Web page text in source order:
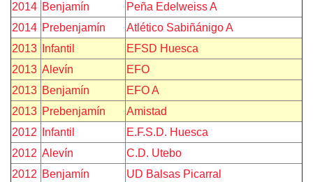
2014 Benjamín
Peña Edelweiss A
2014 Prebenjamín
Atlético Sabiñánigo A
2013
Infantil
EFSD Huesca
2013 Alevín
EFO
2013 Benjamín
EFO A
2013 Prebenjamín
Amistad
2012
Infantil
E.F.S.D. Huesca
2012 Alevín
C.D. Utebo
2012 Benjamín
UD Balsas Picarral